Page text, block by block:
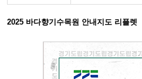
2025 바다향기수목원 안내지도 리플렛